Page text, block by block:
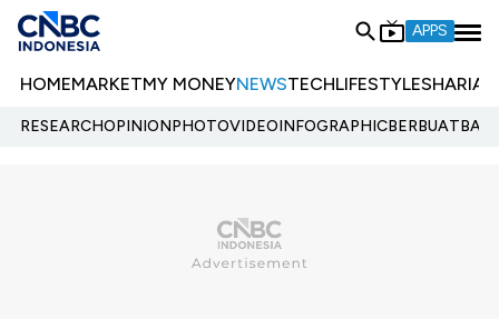
APPS
HOMEMARKETMY MONEYNEWSTECHLIFESTYLESHARIA
RESEARCHOPINIONPHOTOVIDEOINFOGRAPHIC